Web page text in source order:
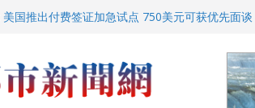
美国推出付费签证加急试点 750美元可获优先面谈
FBI联合纽约警方突袭多名警界高层住所 涉纽约警
调查
中国驻美国大使谢锋邀请美国老教师罗纳德·萨科